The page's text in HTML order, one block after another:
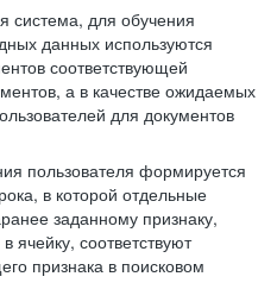
для обучения
данных используются
соответствующей
а в качестве ожидаемых
для документов
пользователя формируется
в которой отдельные
заданному признаку,
ячейку, соответствуют
признака в поисковом